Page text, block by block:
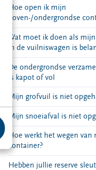
Hoe open ik mijn
boven-/ondergrondse
Wat moet ik doen als
in de vuilniswagen is
De ondergrondse
is kapot of vol
Mijn grofvuil is niet
Mijn snoeiafval is niet
Hoe werkt het wegen van
container?
Hebben jullie reserve